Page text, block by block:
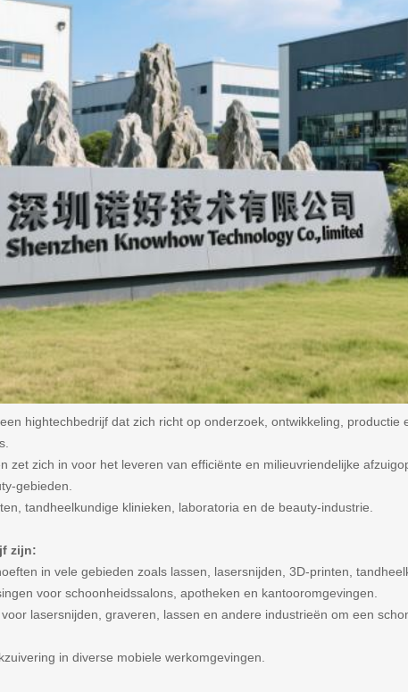
hightechbedrijf dat zich richt op onderzoek, ontwikkeling, productie
zet zich in voor het leveren van efficiënte en milieuvriendelijke
gebieden.
tandheelkundige klinieken, laboratoria en de beauty-industrie.
zijn:
in vele gebieden zoals lassen, lasersnijden, 3D-printen,
voor schoonheidssalons, apotheken en kantooromgevingen.
lasersnijden, graveren, lassen en andere industrieën om een
in diverse mobiele werkomgevingen.